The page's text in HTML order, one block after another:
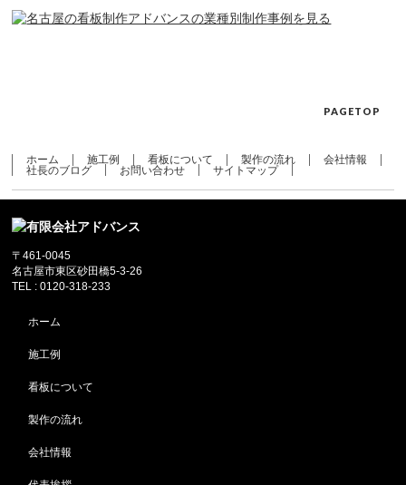
PAGETOP
ホーム 施工例 看板について 製作の流れ
会社情報
社長のブログ
お問い合わせ サイトマップ
〒461-0045
名古屋市東区砂田橋5-3-26
TEL : 0120-318-233
ホーム
施工例
看板について
製作の流れ
会社情報